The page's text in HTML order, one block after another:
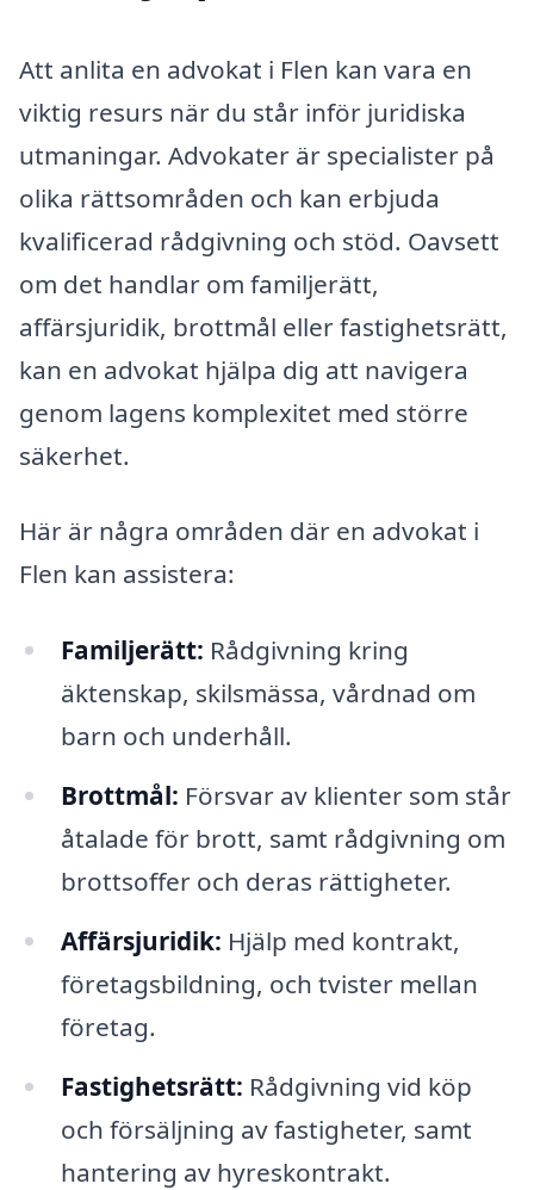
Att anlita en advokat i Flen kan vara en
viktig resurs när du står inför juridiska
utmaningar. Advokater är specialister på
olika rättsområden och kan erbjuda
kvalificerad rådgivning och stöd. Oavsett
om det handlar om familjerätt,
affärsjuridik, brottmål eller fastighetsrätt,
kan en advokat hjälpa dig att navigera
genom lagens komplexitet med större
säkerhet.
Här är några områden där en advokat i
Flen kan assistera:
Familjerätt: Rådgivning kring
äktenskap, skilsmässa, vårdnad om
barn och underhåll.
Brottmål: Försvar av klienter som står
åtalade för brott, samt rådgivning om
brottsoffer och deras rättigheter.
Affärsjuridik: Hjälp med kontrakt,
företagsbildning, och tvister mellan
företag.
Fastighetsrätt: Rådgivning vid köp
och försäljning av fastigheter, samt
hantering av hyreskontrakt.